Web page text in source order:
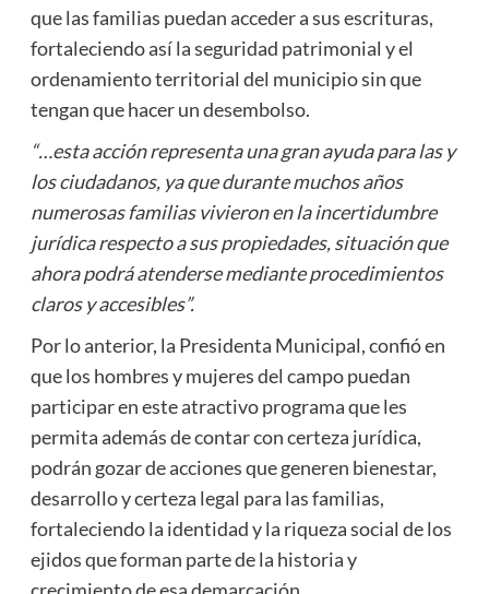
que las familias puedan acceder a sus escrituras,
fortaleciendo así la seguridad patrimonial y el
ordenamiento territorial del municipio sin que
tengan que hacer un desembolso.
“…esta acción representa una gran ayuda para las y
los ciudadanos, ya que durante muchos años
numerosas familias vivieron en la incertidumbre
jurídica respecto a sus propiedades, situación que
ahora podrá atenderse mediante procedimientos
claros y accesibles”.
Por lo anterior, la Presidenta Municipal, confió en
que los hombres y mujeres del campo puedan
participar en este atractivo programa que les
permita además de contar con certeza jurídica,
podrán gozar de acciones que generen bienestar,
desarrollo y certeza legal para las familias,
fortaleciendo la identidad y la riqueza social de los
ejidos que forman parte de la historia y